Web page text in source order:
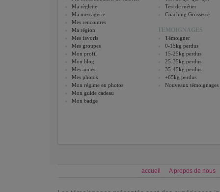
Ma règlette
Ma messagerie
Mes rencontres
Ma région
Mes favoris
Mes groupes
Mon profil
Mon blog
Mes amies
Mes photos
Mon régime en photos
Mon guide cadeau
Mon badge
Test de métier
Coaching Grossesse
TEMOIGNAGES
Témoigner
0-15kg perdus
15-25kg perdus
25-35kg perdus
35-45kg perdus
+65kg perdus
Nouveaux témoignages
accueil A propos de nous